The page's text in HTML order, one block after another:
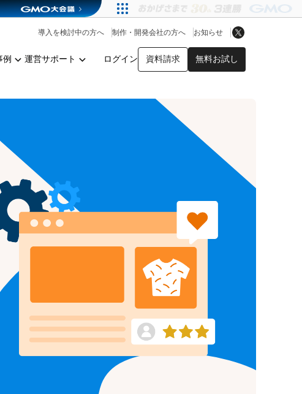
例 運営サポート ログイン 資料請求 無料お試し
導入を検討中の方へ 制作・開発会社の方へ お知らせ
アプリストア
Carty